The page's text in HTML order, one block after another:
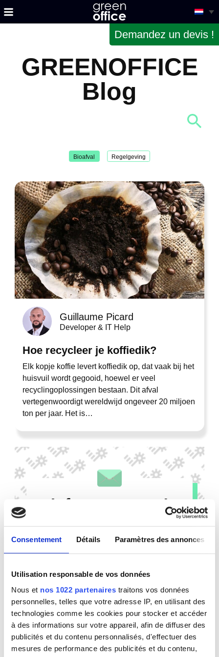
Consentement Détails Paramètres des annonces
Utilisation responsable de vos données
Nous et nos 1022 partenaires traitons vos données
personnelles, telles que votre adresse IP, en utilisant des
technologies comme les cookies pour stocker et accéder
à des informations sur votre appareil, afin de diffuser des
publicités et du contenu personnalisés, d'effectuer des
mesures de performance des publicités et du contenu,
Demandez un devis !
GREENOFFICE
Blog
Bioafval Regelgeving
Guillaume Picard
Developer & IT Help
Hoe recycleer je koffiedik?
Elk kopje koffie levert koffiedik op, dat vaak bij het
huisvuil wordt gegooid, hoewel er veel
recyclingoplossingen bestaan. Dit afval
vertegenwoordigt wereldwijd ongeveer 20 miljoen
ton per jaar. Het is…
Informez-vous !
conseils chaque mois.
Envoyer